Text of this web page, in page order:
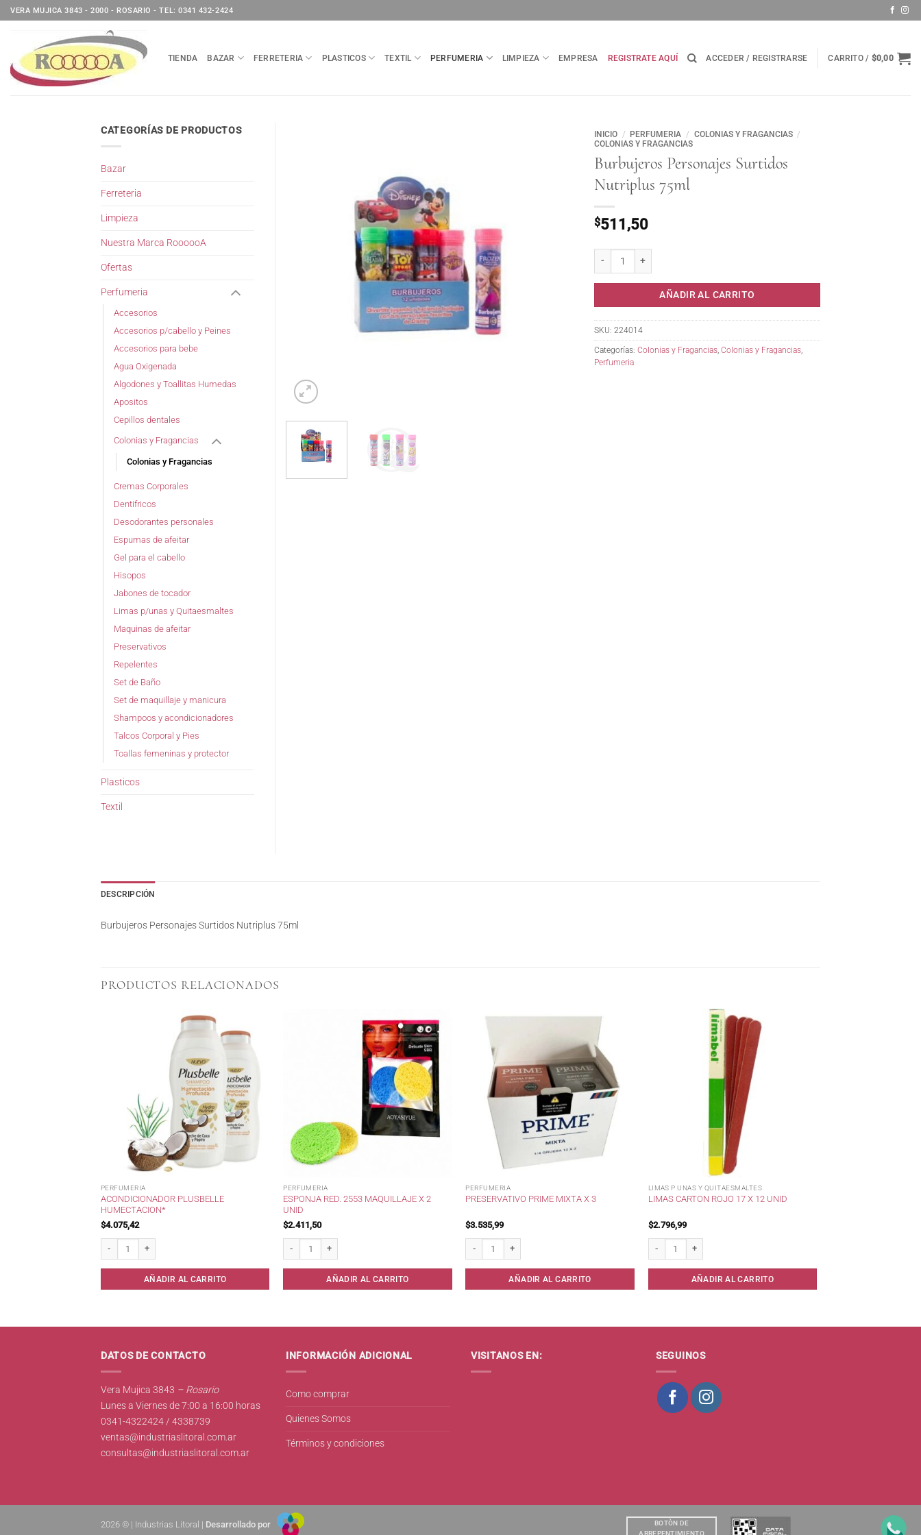
Saltar
al
VERA MUJICA 3843 - 2000 - ROSARIO - TEL: 0341 432-2424
TIENDA BAZAR FERRETERIA PLASTICOS TEXTIL PERFUMERIA LIMPIEZA EMPRESA REGISTRATE AQUÍ ACCEDER / REGISTRARSE CARRITO / $0,00
INICIO / PERFUMERIA / COLONIAS Y FRAGANCIAS /
COLONIAS Y FRAGANCIAS
Burbujeros Personajes Surtidos
Nutriplus 75ml
$511,50
AÑADIR AL CARRITO
SKU: 224014
Categorías: Colonias y Fragancias Colonias y Fragancias
Perfumeria
CATEGORÍAS DE PRODUCTOS
Bazar
Ferreteria
Limpieza
Nuestra Marca RoooooA
Ofertas
Perfumeria
Accesorios
Accesorios p/cabello y Peines
Accesorios para bebe
Agua Oxigenada
Algodones y Toallitas Humedas
Apositos
Cepillos dentales
Colonias y Fragancias
Colonias y Fragancias
Cremas Corporales
Dentifricos
Desodorantes personales
Espumas de afeitar
Gel para el cabello
Hisopos
Jabones de tocador
Limas p/unas y Quitaesmaltes
Maquinas de afeitar
Preservativos
Repelentes
Set de Baño
Set de maquillaje y manicura
Shampoos y acondicionadores
Talcos Corporal y Pies
Toallas femeninas y protector
Plasticos
Textil
DESCRIPCIÓN
Burbujeros Personajes Surtidos Nutriplus 75ml
PRODUCTOS RELACIONADOS
PERFUMERIA
ACONDICIONADOR PLUSBELLE
HUMECTACION*
$4.075,42
AÑADIR AL CARRITO
PERFUMERIA
ESPONJA RED. 2553 MAQUILLAJE X 2
UNID
$2.411,50
AÑADIR AL CARRITO
PERFUMERIA
PRESERVATIVO PRIME MIXTA X 3
$3.535,99
AÑADIR AL CARRITO
LIMAS P UNAS Y QUITAESMALTES
LIMAS CARTON ROJO 17 X 12 UNID
$2.796,99
AÑADIR AL CARRITO
DATOS DE CONTACTO
Vera Mujica 3843 – Rosario
Lunes a Viernes de 7:00 a 16:00 horas
0341-4322424 / 4338739
ventas@industriaslitoral.com.ar
consultas@industriaslitoral.com.ar
INFORMACIÓN ADICIONAL
Como comprar
Quienes Somos
Términos y condiciones
VISITANOS EN: SEGUINOS
BOTÒN DE
ARREPENTIMIENTO
2026 © | Industrias Litoral | Desarrollado por